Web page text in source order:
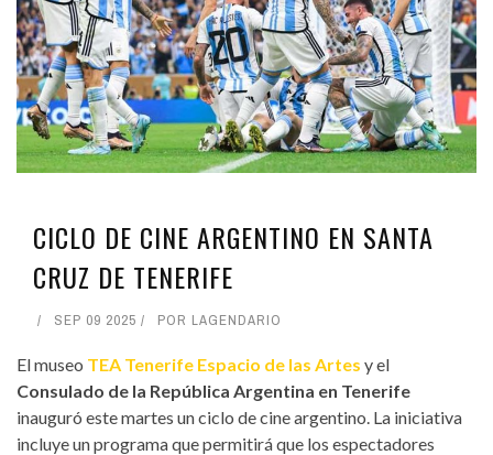
CICLO DE CINE ARGENTINO EN SANTA
CRUZ DE TENERIFE
SEP 09 2025 POR LAGENDARIO
El museo TEA Tenerife Espacio de las Artes y el
Consulado de la República Argentina en Tenerife
inauguró este martes un ciclo de cine argentino. La iniciativa
incluye un programa que permitirá que los espectadores